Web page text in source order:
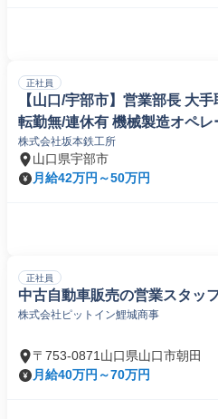
正社員
【山口/宇部市】営業部長 大
転勤無/連休有 機械製造オペ
ー
株式会社坂本鉄工所
山口県宇部市
月給42万円～50万円
正社員
中古自動車販売の営業スタッ
株式会社ピットイン鯉城商事
〒753-0871山口県山口市朝田
月給40万円～70万円